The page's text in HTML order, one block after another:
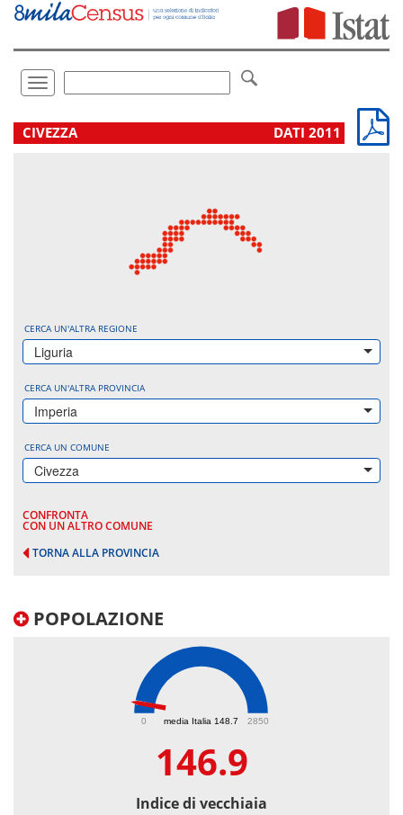
Vai
direttamente
Toggle
navigation
.
CIVEZZA DATI 2011
CERCA UN'ALTRA REGIONE
Liguria
CERCA UN'ALTRA PROVINCIA
Imperia
CERCA UN COMUNE
Civezza
CONFRONTA
CON UN ALTRO COMUNE
TORNA ALLA PROVINCIA
POPOLAZIONE
media Italia 148.7
0 2850
146.9
Indice di vecchiaia